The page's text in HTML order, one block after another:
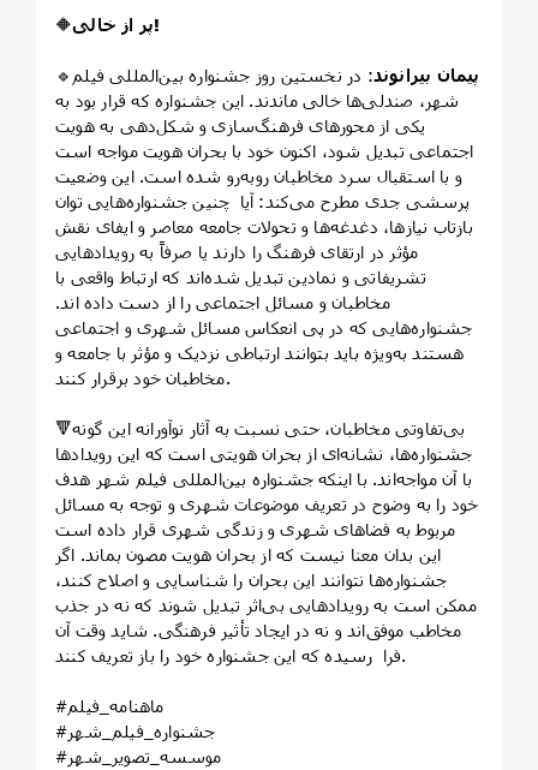
🔶 پر از خالی!
🔹 پیمان بیرانوند: در نخستین روز جشنواره بین‌المللی فیلم
شهر، صندلی‌ها خالی ماندند. این جشنواره که قرار بود به
یکی از محورهای فرهنگ‌سازی و شکل‌دهی به هویت
اجتماعی تبدیل شود، اکنون خود با بحران هویت مواجه است
و با استقبال سرد مخاطبان روبه‌رو شده است. این وضعیت
پرسشی جدی مطرح می‌کند: آیا چنین جشنواره‌هایی توان
بازتاب نیازها، دغدغه‌ها و تحولات جامعه معاصر و ایفای نقش
مؤثر در ارتقای فرهنگ را دارند یا صرفاً به رویدادهایی
تشریفاتی و نمادین تبدیل شده‌اند که ارتباط واقعی با
مخاطبان و مسائل اجتماعی را از دست داده اند.
جشنواره‌هایی که در پی انعکاس مسائل شهری و اجتماعی
هستند به‌ویژه باید بتوانند ارتباطی نزدیک و مؤثر با جامعه و
مخاطبان خود برقرار کنند.
🔻بی‌تفاوتی مخاطبان، حتی نسبت به آثار نوآورانه این گونه
جشنواره‌ها، نشانه‌ای از بحران هویتی است که این رویدادها
با آن مواجه‌اند. با اینکه جشنواره بین‌المللی فیلم شهر هدف
خود را به ‌وضوح در تعریف موضوعات شهری و توجه به مسائل
مربوط به فضاهای شهری و زندگی شهری قرار داده است
این بدان معنا نیست که از بحران هویت مصون بماند. اگر
جشنواره‌ها نتوانند این بحران را شناسایی و اصلاح کنند،
ممکن است به رویدادهایی بی‌اثر تبدیل شوند که نه در جذب
مخاطب موفق‌اند و نه در ایجاد تأثیر فرهنگی. شاید وقت آن
فرا رسیده که این جشنواره‌ خود را باز تعریف کنند.
#ماهنامه_فیلم
#جشنواره_فیلم_شهر
#موسسه_تصویر_شهر